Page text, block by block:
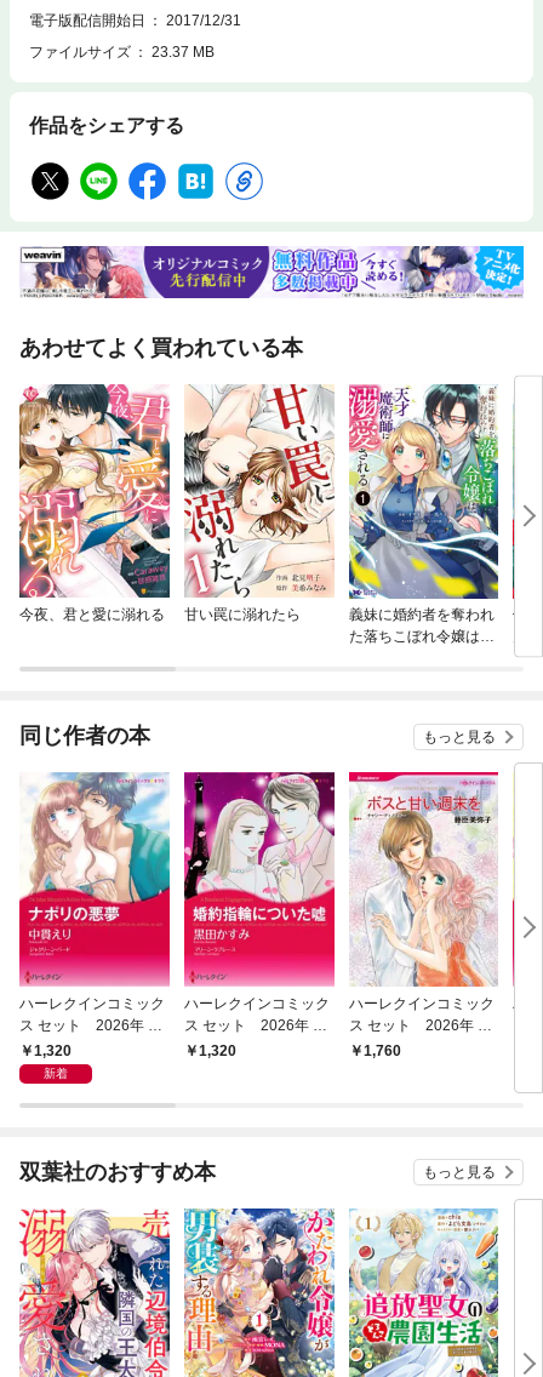
電子版配信開始日
2017/12/31
ファイルサイズ
23.37 MB
作品をシェアする
あわせてよく買われている本
今夜、君と愛に溺れる 甘い罠に溺れたら
義妹に婚約者を奪われ
た落ちこぼれ令嬢は、
優
て
同じ作者の本 もっと見る
ハーレクインコミック
ス セット 2026年 vo
l.1011
1,320
新着
ハーレクインコミック
ス セット 2026年 vo
l.994
1,320
ハーレクインコミック
ス セット 2026年 vo
l.925
1,760
ハ
双葉社のおすすめ本 もっと見る